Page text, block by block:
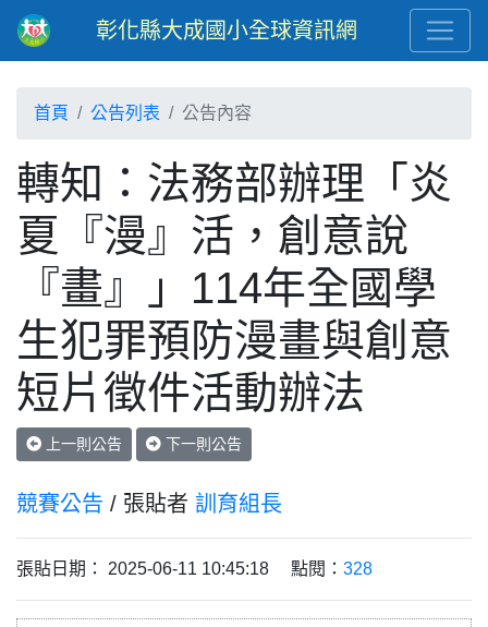
彰化縣大成國小全球資訊網
首頁 公告列表 公告內容
轉知：法務部辦理「炎
夏『漫』活，創意說
『畫』」114年全國學
生犯罪預防漫畫與創意
短片徵件活動辦法
上一則公告 下一則公告
競賽公告 / 張貼者 訓育組長
張貼日期： 2025-06-11 10:45:18 點閱： 328